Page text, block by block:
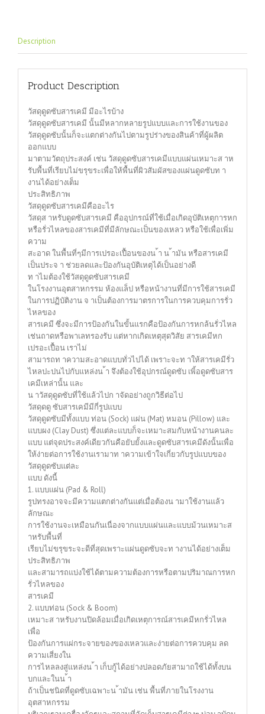
Description
Product Description
วัสดุดูดซับสารเคมี มีอะไรบ้าง
วัสดุดูดซับสารเคมี นั้นมีหลากหลายรูปแบบและการใช้งานของ
วัสดุดูดซับนั้นก็จะแตกต่างกันไปตามรูปร่างของสินค้าที่ผู้ผลิต
ออกแบบ
มาตามวัตถุประสงค์ เช่น วัสดุดูดซับสารเคมีแบบแผ่นเหมาะส าห
รับพื้นที่เรียบไม่ขรุขระเพื่อให้พื้นที่ผิวสัมผัสของแผ่นดูดซับท า
งานได้อย่างเต็ม
ประสิทธิภาพ
วัสดุดูดซับสารเคมีคืออะไร
วัสดุส าหรับดูดซับสารเคมี คืออุปกรณ์ที่ใช้เมื่อเกิดอุบัติเหตุการหก
หรือรั่วไหลของสารเคมีที่มีลักษณะเป็นของเหลว หรือใช้เพื่อเพิ่ม
ความ
สะอาด ในพื้นที่ๆมีการเปรอะเปื้อนของน ้า น ้ามัน หรือสารเคมี
เป็นประจ า ช่วยลดและป้องกันอุบัติเหตุได้เป็นอย่างดี
ท าไมต้องใช้วัสดุดูดซับสารเคมี
ในโรงงานอุตสาหกรรม ห้องแล็ป หรือหน้างานที่มีการใช้สารเคมี
ในการปฏิบัติงาน จ าเป็นต้องการมาตรการในการควบคุมการรั่ว
ไหลของ
สารเคมี ซึ่งจะมีการป้องกันในขั้นแรกคือป้องกันการหกล้นรั่วไหล
เช่นถาดหรือพาเลทรองรับ แต่หากเกิดเหตุสุดวิสัย สารเคมีหก
เปรอะเปื้อน เราไม่
สามารถท าความสะอาดแบบทั่วไปได้ เพราะจะท าให้สารเคมีรั่ว
ไหลปะปนไปกับแหล่งน ้า จึงต้องใช้อุปกรณ์ดูดซับ เพิ้อดูดซับสาร
เคมีเหล่านั้น และ
น าวัสดุดูดซับที่ใช้แล้วไปก าจัดอย่างถูกวิธีต่อไป
วัสดุดดู ซับสารเคมีมีกี่รูปแบบ
วัสดุดูดซับมีทั้งแบบ ท่อน (Sock) แผ่น (Mat) หมอน (Pillow) และ
แบบผง (Clay Dust) ซึ่งแต่ละแบบก็จะเหมาะสมกับหน้างานคนละ
แบบ แต่จุดประสงค์เดียวกันคือยับยั้งและดูดซับสารเคมีดังนั้นเพื่อ
ให้ง่ายต่อการใช้งานเรามาท าความเข้าใจเกี่ยวกับรูปแบบของ
วัสดุดูดซับแต่ละ
แบบ ดังนี้
1. แบบแผ่น (Pad & Roll)
รูปทรงอาจจะมีความแตกต่างกันแต่เมื่อต้องน ามาใช้งานแล้ว
ลักษณะ
การใช้งานจะเหมือนกันเนื่องจากแบบแผ่นและแบบม้วนเหมาะส
าหรับพื้นที่
เรียบไม่ขรุขระจะดีที่สุดเพราะแผ่นดูดซับจะท างานได้อย่างเต็ม
ประสิทธิภาพ
และสามารถแบ่งใช้ได้ตามความต้องการหรือตามปริมาณการหก
รั่วไหลของ
สารเคมี
2. แบบท่อน (Sock & Boom)
เหมาะส าหรับงานปิดล้อมเมื่อเกิดเหตุการณ์สารเคมีหกรั่วไหล
เพื่อ
ป้องกันการแผ่กระจายของของเหลวและง่ายต่อการควบคุม ลด
ความเสี่ยงใน
การไหลลงสู่แหล่งน ้า เก็บกู้ได้อย่างปลอดภัยสามาถใช้ได้ทั้งบน
บกและในน ้า
ถ้าเป็นชนิดที่ดูดซับเฉพาะน ้ามัน เช่น พื้นที่ภายในโรงงาน
อุตสาหกรรม